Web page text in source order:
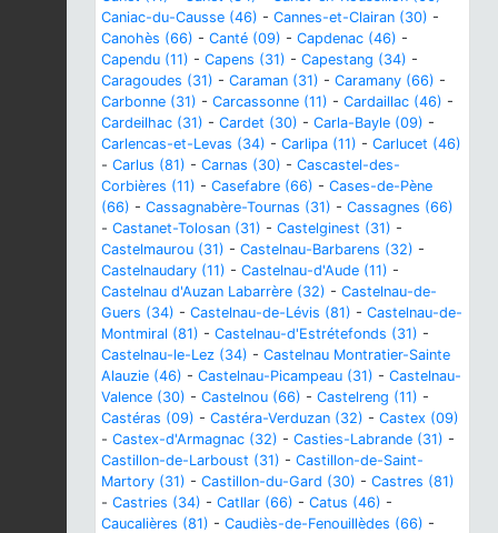
Caniac-du-Causse (46) - Cannes-et-Clairan (30) -
Canohès (66) - Canté (09) - Capdenac (46) -
Capendu (11) - Capens (31) - Capestang (34) -
Caragoudes (31) - Caraman (31) - Caramany (66) -
Carbonne (31) - Carcassonne (11) - Cardaillac (46) -
Cardeilhac (31) - Cardet (30) - Carla-Bayle (09) -
Carlencas-et-Levas (34) - Carlipa (11) - Carlucet (46)
- Carlus (81) - Carnas (30) - Cascastel-des-
Corbières (11) - Casefabre (66) - Cases-de-Pène
(66) - Cassagnabère-Tournas (31) - Cassagnes (66)
- Castanet-Tolosan (31) - Castelginest (31) -
Castelmaurou (31) - Castelnau-Barbarens (32) -
Castelnaudary (11) - Castelnau-d'Aude (11) -
Castelnau d'Auzan Labarrère (32) - Castelnau-de-
Guers (34) - Castelnau-de-Lévis (81) - Castelnau-de-
Montmiral (81) - Castelnau-d'Estrétefonds (31) -
Castelnau-le-Lez (34) - Castelnau Montratier-Sainte
Alauzie (46) - Castelnau-Picampeau (31) - Castelnau-
Valence (30) - Castelnou (66) - Castelreng (11) -
Castéras (09) - Castéra-Verduzan (32) - Castex (09)
- Castex-d'Armagnac (32) - Casties-Labrande (31) -
Castillon-de-Larboust (31) - Castillon-de-Saint-
Martory (31) - Castillon-du-Gard (30) - Castres (81)
- Castries (34) - Catllar (66) - Catus (46) -
Caucalières (81) - Caudiès-de-Fenouillèdes (66) -